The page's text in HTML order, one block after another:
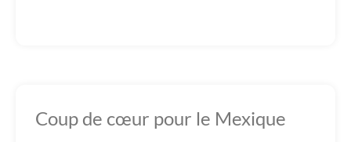
Coup de cœur pour le Mexique